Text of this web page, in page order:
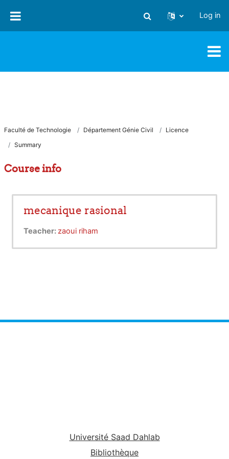
Toggle search input
Log in
Faculté de Technologie Département Génie Civil
Licence
Summary
Course info
mecanique rasional
Teacher:zaoui riham
Université Saad Dahlab
Bibliothèque